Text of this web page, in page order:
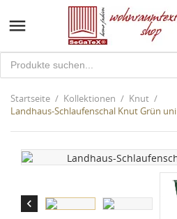

Startseite Kollektionen
Knut
Landhaus-Schlaufenschal Knut Grün uni
